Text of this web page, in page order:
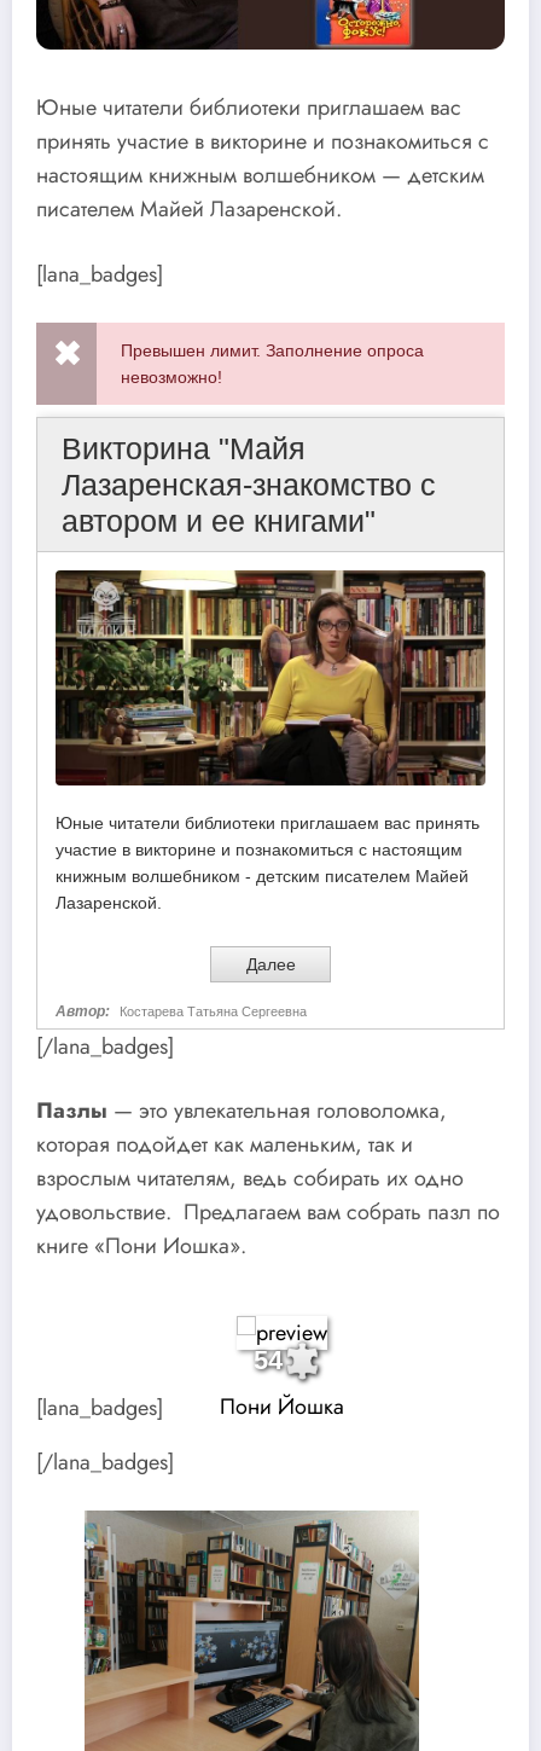
Юные читатели библиотеки приглашаем вас
принять участие в викторине и познакомиться с
настоящим книжным волшебником — детским
писателем Майей Лазаренской.
[lana_badges]
[/lana_badges]
Пазлы — это увлекательная головоломка,
которая подойдет как маленьким, так и
взрослым читателям, ведь собирать их одно
удовольствие. Предлагаем вам собрать пазл по
книге «Пони Иошка».
[lana_badges]
54
Пони Йошка
[/lana_badges]